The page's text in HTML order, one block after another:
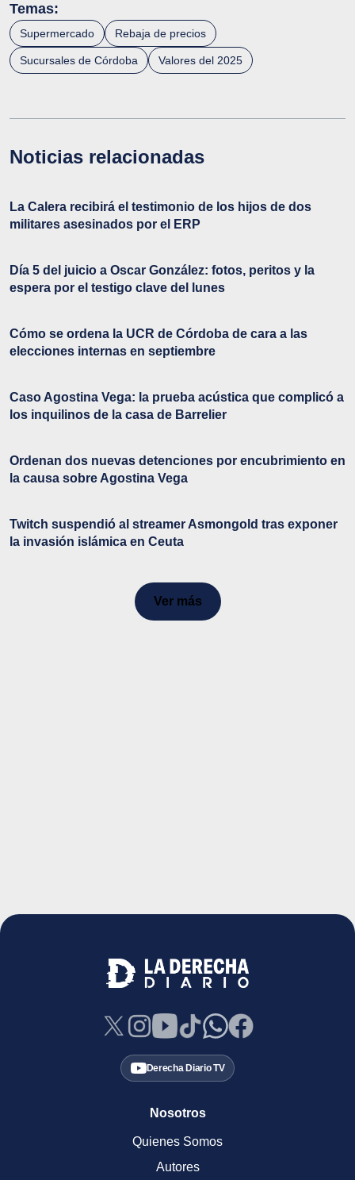
Temas:
Supermercado Rebaja de precios
Sucursales de Córdoba Valores del 2025
Noticias relacionadas
La Calera recibirá el testimonio de los hijos de dos
militares asesinados por el ERP
Día 5 del juicio a Oscar González: fotos, peritos y la
espera por el testigo clave del lunes
Cómo se ordena la UCR de Córdoba de cara a las
elecciones internas en septiembre
Caso Agostina Vega: la prueba acústica que complicó a
los inquilinos de la casa de Barrelier
Ordenan dos nuevas detenciones por encubrimiento en
la causa sobre Agostina Vega
Twitch suspendió al streamer Asmongold tras exponer
la invasión islámica en Ceuta
Ver más
Derecha Diario TV
Nosotros
Quienes Somos
Autores